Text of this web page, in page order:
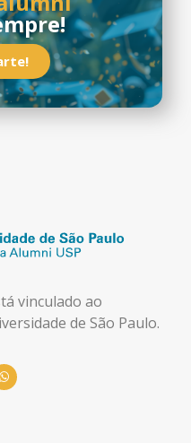
vinculado ao
de São Paulo.